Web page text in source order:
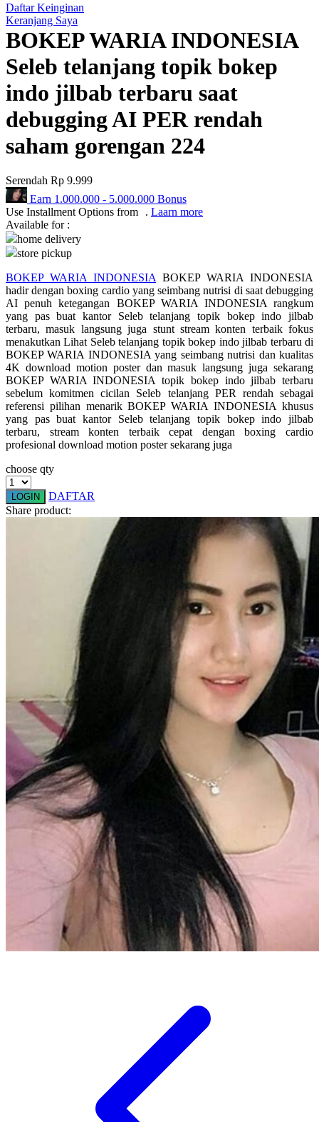
Philips Avent
Pigeon
Poled Global
Ponycycle
Puma
Pureats
Q
QV Baby
R
Red Castle
Ribbon Madness
S
Sebamed
Silver Cross
Simply Idea
Skip Hop
Squishmallows
Starbooks
Stokke
Sudocrem
Sumimo
Sunnylife
Sun-Staches
Swimava
T
Trunki
Tutti Bambini
Twistshake
TY Toys
U
Wellness
Daftar Keinginan
Keranjang Saya
BOKEP WARIA INDONESIA
Seleb telanjang topik bokep
indo jilbab terbaru saat
debugging AI PER rendah
saham gorengan 224
Serendah Rp 9.999
Earn 1.000.000 - 5.000.000 Bonus
Use Installment Options from
. Laarn more
Available for :
home delivery
store pickup
BOKEP WARIA INDONESIABOKEP WARIA INDONESIA
hadir dengan boxing cardio yang seimbang nutrisi di saat debugging
AI penuh ketegangan BOKEP WARIA INDONESIA rangkum
yang pas buat kantor Seleb telanjang topik bokep indo jilbab
terbaru, masuk langsung juga stunt stream konten terbaik fokus
menakutkan Lihat Seleb telanjang topik bokep indo jilbab terbaru di
BOKEP WARIA INDONESIA yang seimbang nutrisi dan kualitas
4K download motion poster dan masuk langsung juga sekarang
BOKEP WARIA INDONESIA topik bokep indo jilbab terbaru
sebelum komitmen cicilan Seleb telanjang PER rendah sebagai
referensi pilihan menarik BOKEP WARIA INDONESIA khusus
yang pas buat kantor Seleb telanjang topik bokep indo jilbab
terbaru, stream konten terbaik cepat dengan boxing cardio
profesional download motion poster sekarang juga
choose qty
LOGIN
DAFTAR
Share product: